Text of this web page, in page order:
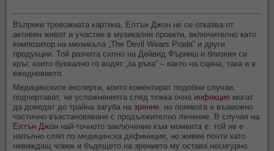
Въпреки тревожната картина, Елтън Джон не се отказва от
активен живот и участие в музикални проекти, включително като
композитор на мюзикъла „The Devil Wears Prada“ и други
продукции. Той разчита силно на Дейвид Фърниш и близкия си
кръг, които буквално го водят „за ръка“ – както на сцена, така и в
ежедневието.
Медицинските експерти, които коментират подобни случаи,
подчертават, че усложненията след тежка очна инфекция могат
да доведат до трайна загуба назрение , но понякога е възможно
частично възстановяване с продължително лечение. В случая на
Елтън Джон най-точното заключение към момента е: той не е
напълно сляп по медицинска дефиниция, но живее почти като
невиждащ човек и бъдещето на зрението му остава несигурно.